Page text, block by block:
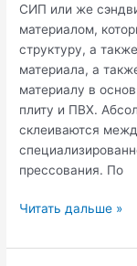
СИП или же
материалом,
структуру, а
материала, а
материалу в
плиту и ПВХ.
склеиваются
прессования. По
Строительство
из
Читать дальше »